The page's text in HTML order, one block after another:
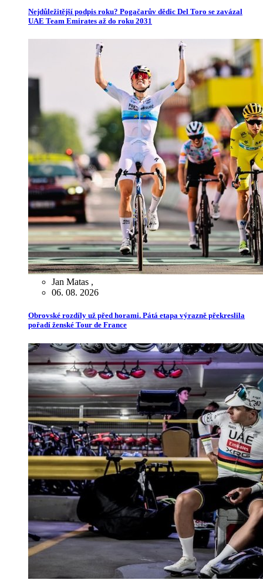
Nejdůležitější podpis roku? Pogačarův dědic Del Toro se zavázal
UAE Team Emirates až do roku 2031
Jan Matas ,
06. 08. 2026
Obrovské rozdíly už před horami. Pátá etapa výrazně překreslila
pořadí ženské Tour de France